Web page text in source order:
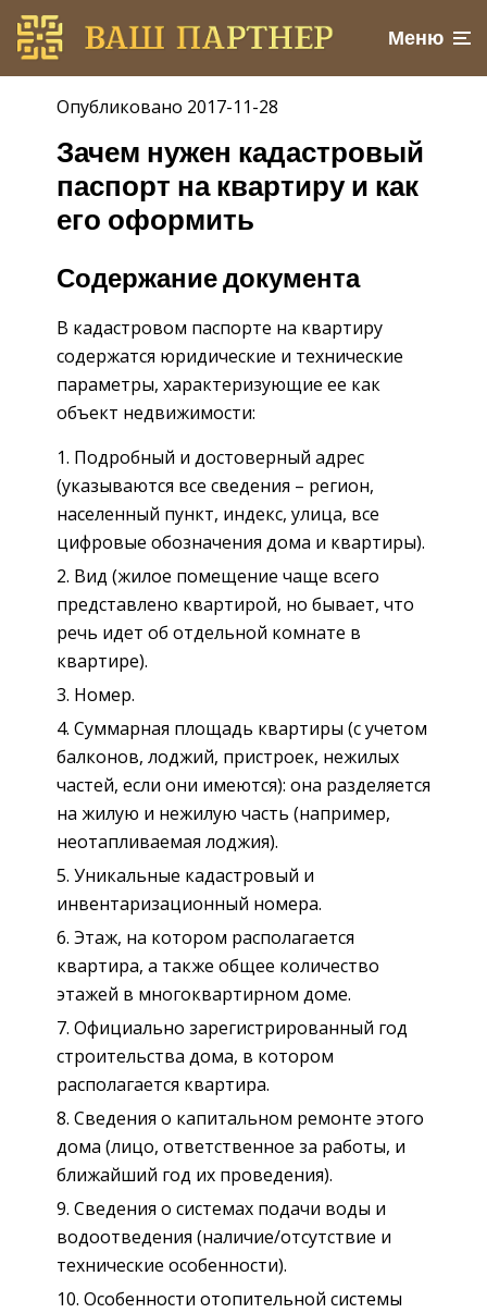
Меню
Опубликовано 2017-11-28
Зачем нужен кадастровый
паспорт на квартиру и как
его оформить
Содержание документа
В кадастровом паспорте на квартиру
содержатся юридические и технические
параметры, характеризующие ее как
объект недвижимости:
Подробный и достоверный адрес
(указываются все сведения – регион,
населенный пункт, индекс, улица, все
цифровые обозначения дома и квартиры).
Вид (жилое помещение чаще всего
представлено квартирой, но бывает, что
речь идет об отдельной комнате в
квартире).
Номер.
Суммарная площадь квартиры (с учетом
балконов, лоджий, пристроек, нежилых
частей, если они имеются): она разделяется
на жилую и нежилую часть (например,
неотапливаемая лоджия).
Уникальные кадастровый и
инвентаризационный номера.
Этаж, на котором располагается
квартира, а также общее количество
этажей в многоквартирном доме.
Официально зарегистрированный год
строительства дома, в котором
располагается квартира.
Сведения о капитальном ремонте этого
дома (лицо, ответственное за работы, и
ближайший год их проведения).
Сведения о системах подачи воды и
водоотведения (наличие/отсутствие и
технические особенности).
Особенности отопительной системы